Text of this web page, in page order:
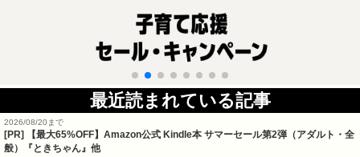
最近読まれている記事
2026/08/20まで
[PR]
【最大65%OFF】Amazon公式 Kindle本 サマーセール第2弾（アダルト・全
般）『ときちゃん』他